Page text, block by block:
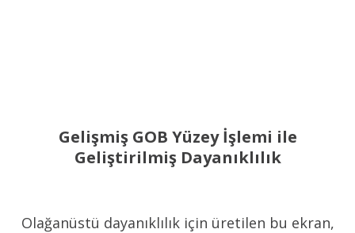
Gelişmiş GOB Yüzey İşlemi ile
Geliştirilmiş Dayanıklılık
Olağanüstü dayanıklılık için üretilen bu ekran,